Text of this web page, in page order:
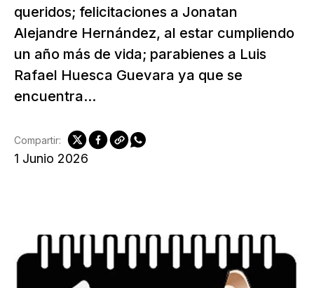
queridos; felicitaciones a Jonatan
Alejandre Hernández, al estar cumpliendo
un año más de vida; parabienes a Luis
Rafael Huesca Guevara ya que se
encuentra...
1 Junio 2026
Compartir: